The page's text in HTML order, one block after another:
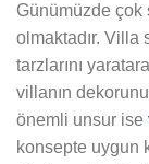
Günümüzde çok
olmaktadır. Villa
tarzlarını
villanın
önemli unsur ise
konsepte uygun